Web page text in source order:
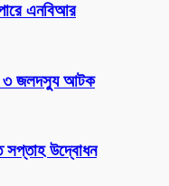
এনবিআর
৩ জলদস্যু আটক
সপ্তাহ উদ্বোধন